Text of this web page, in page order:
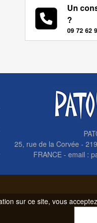
Un
?
09 72 62
25, rue de la Corvée -
FRANCE - email :
sur ce site, vous